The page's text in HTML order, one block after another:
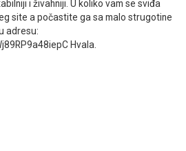
i živahniji. U koliko vam se sviđa
site a počastite ga sa malo strugotine
adresu:
Hvala.